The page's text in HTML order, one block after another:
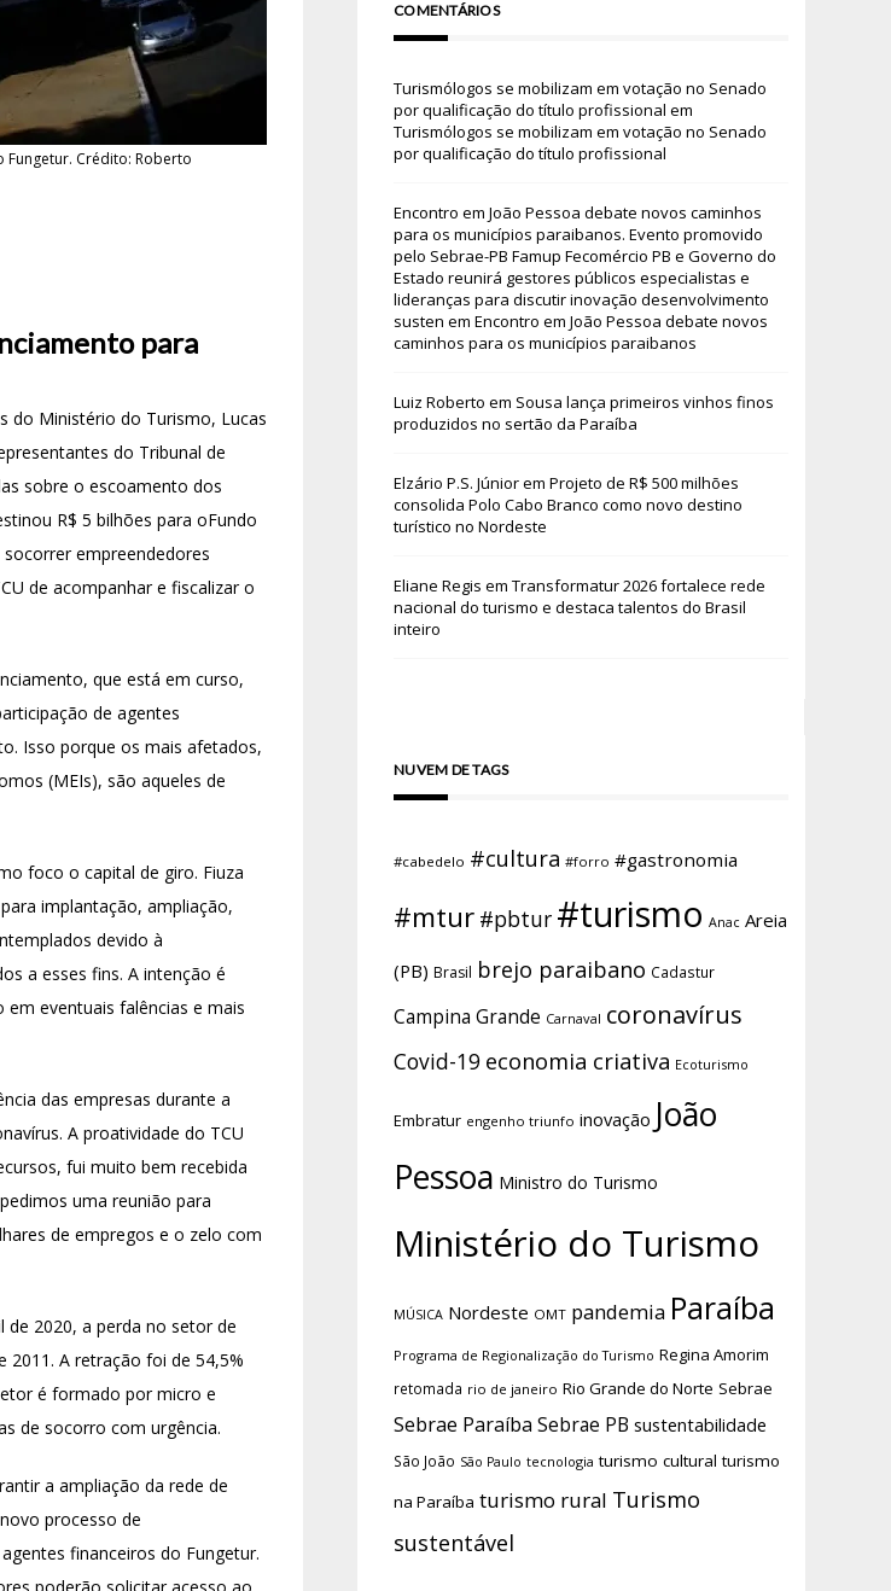
Crédito: Roberto
para
do Ministério do Turismo, Lucas
do Tribunal de
sobre o escoamento dos
R$ 5 bilhões para oFundo
empreendedores
de acompanhar e fiscalizar o
que está em curso,
de agentes
Isso porque os mais afetados,
(MEIs), são aqueles de
foco o capital de giro. Fiuza
implantação, ampliação,
devido à
a esses fins. A intenção é
eventuais falências e mais
das empresas durante a
A proatividade do TCU
fui muito bem recebida
uma reunião para
de empregos e o zelo com
de 2020, a perda no setor de
2011. A retração foi de 54,5%
é formado por micro e
de socorro com urgência.
a ampliação da rede de
processo de
financeiros do Fungetur.
COMENTÁRIOS
Turismólogos se mobilizam em votação no Senado
por qualificação do título profissional em
Turismólogos se mobilizam em votação no Senado
por qualificação do título profissional
Encontro em João Pessoa debate novos caminhos
para os municípios paraibanos. Evento promovido
pelo Sebrae-PB Famup Fecomércio PB e Governo do
Estado reunirá gestores públicos especialistas e
lideranças para discutir inovação desenvolvimento
susten em Encontro em João Pessoa debate novos
caminhos para os municípios paraibanos
Luiz Roberto em Sousa lança primeiros vinhos finos
produzidos no sertão da Paraíba
Elzário P.S. Júniorem Projeto de R$ 500 milhões
consolida Polo Cabo Branco como novo destino
turístico no Nordeste
Eliane Regis em Transformatur 2026 fortalece rede
nacional do turismo e destaca talentos do Brasil
inteiro
NUVEM DE TAGS
#cabedelo #cultura #forro #gastronomia
#mtur #pbtur #turismo Anac Areia
(PB) Brasil brejo paraibano Cadastur
Campina Grande Carnaval coronavírus
Covid-19 economia criativa Ecoturismo
Embratur engenho triunfo inovação João
Pessoa Ministro do Turismo
Ministério do Turismo
MÚSICA Nordeste OMT pandemia Paraíba
Programa de Regionalização do Turismo Regina Amorim
retomada rio de janeiro Rio Grande do Norte Sebrae
Sebrae Paraíba Sebrae PB sustentabilidade
São João São Paulo tecnologia turismo cultural turismo
na Paraíba turismo rural Turismo
sustentável